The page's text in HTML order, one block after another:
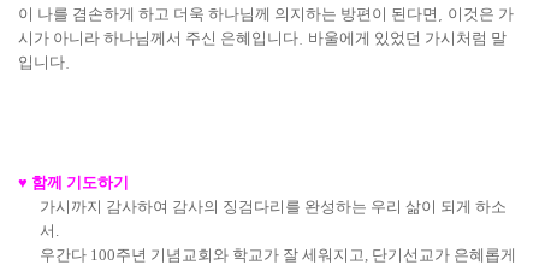
이 나를 겸손하게 하고 더욱 하나님께 의지하는 방편이 된다면
이것은 가
시가 아니라 하나님께서 주신 은혜입니다 바울에게 있었던 가시처럼 말
입니다
♥ 함께 기도하기
가시까지 감사하여 감사의 징검다리를 완성하는 우리 삶이 되게 하소
서 .
우간다 100주년 기념교회와 학교가 잘 세워지고, 단기선교가 은혜롭게